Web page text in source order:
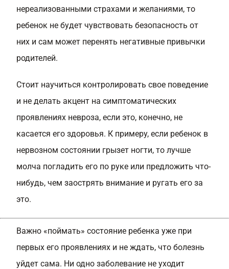
нереализованными страхами и желаниями, то
ребенок не будет чувствовать безопасность от
них и сам может перенять негативные привычки
родителей.
Стоит научиться контролировать свое поведение
и не делать акцент на симптоматических
проявлениях невроза, если это, конечно, не
касается его здоровья. К примеру, если ребенок в
нервозном состоянии грызет ногти, то лучше
молча погладить его по руке или предложить что-
нибудь, чем заострять внимание и ругать его за
это.
Важно «поймать» состояние ребенка уже при
первых его проявлениях и не ждать, что болезнь
уйдет сама. Ни одно заболевание не уходит